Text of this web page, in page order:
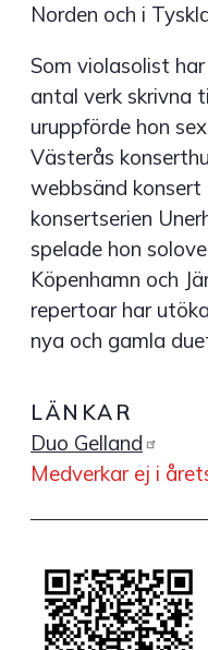
Norden och i
Som violasolist
antal verk skrivna
uruppförde hon
Västerås
webbsänd konsert
konsertserien
spelade hon
Köpenhamn och
repertoar har
nya och gamla
LÄNKAR
Duo Gelland
Medverkar ej i